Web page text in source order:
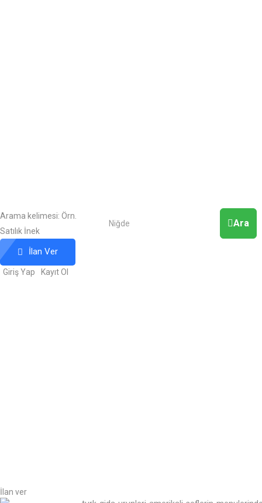
Arama kelimesi: Örn.
Satılık İnek
Ara
İlan Ver
Giriş Yap Kayıt Ol
İlan ver